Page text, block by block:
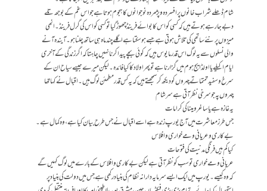
شام ڈھلے شراب خانوں پر افسردہ و پژمردہ نوجوانوں کا ہجوم ہوتا ہے جو اس غم کے بوجھ تلے
دبے جا رہے ہوتے ہیں کہ کسی کو اس کا بوائے فرینڈ چھوڑ گیا تو کسی کو اس کی گرل فرینڈ۔ انھی
میزوں پر نئے ساتھی کی تلاش ہوتی ہے جسے ہو سکتا ہے اگلے چند ماہ ہی ساتھ چلنا ہو۔ آیندہ آنے
والی نسلوں سے یہ لوگ اس قدر مایوس ہیں کہ کوئی بچے پیدا کرنا نہیں چاہتا کہ اگر زندگی کے آخری
ایام اکیلے یا اولڈ ایج ہوم میں گزارنا ہے تو پھر اولاد کا کیا فائدہ۔ لیکن میرے جیسے سیاح ان کے
سرخ و سفید تمتماتے چہروں کو دیکھ کر سمجھتے ہیں کہ یہ کس قدر مطمئن لوگ ہیں۔ اقبال نے کہا تھا
چہروں پہ جو سرخی نظر آتی ہے سر شام
یہ غازہ ہے یا ساغر و مینا کی کرامات
جس طرز معاشرت میں آج یورپ زندہ ہے اسے اقبال نے جس طرح بیان کیا ہے، وہ کمال ہے۔
بے کاری و عریانی و مے خواری و افلاس
کیا کم ہیں فرنگی مدنیت کی فتوحات
عریانی و مے خواری تو سب کو نظر آتی ہے لیکن بے کاری و افلاس کے بارے میں لوگ کہیں گے
کہ وہ کیسے۔ یورپ میں ایک ایسے سرمایہ دارانہ نظام کی بنیاد رکھی ہے جس میں دولت کی بنیاد پر